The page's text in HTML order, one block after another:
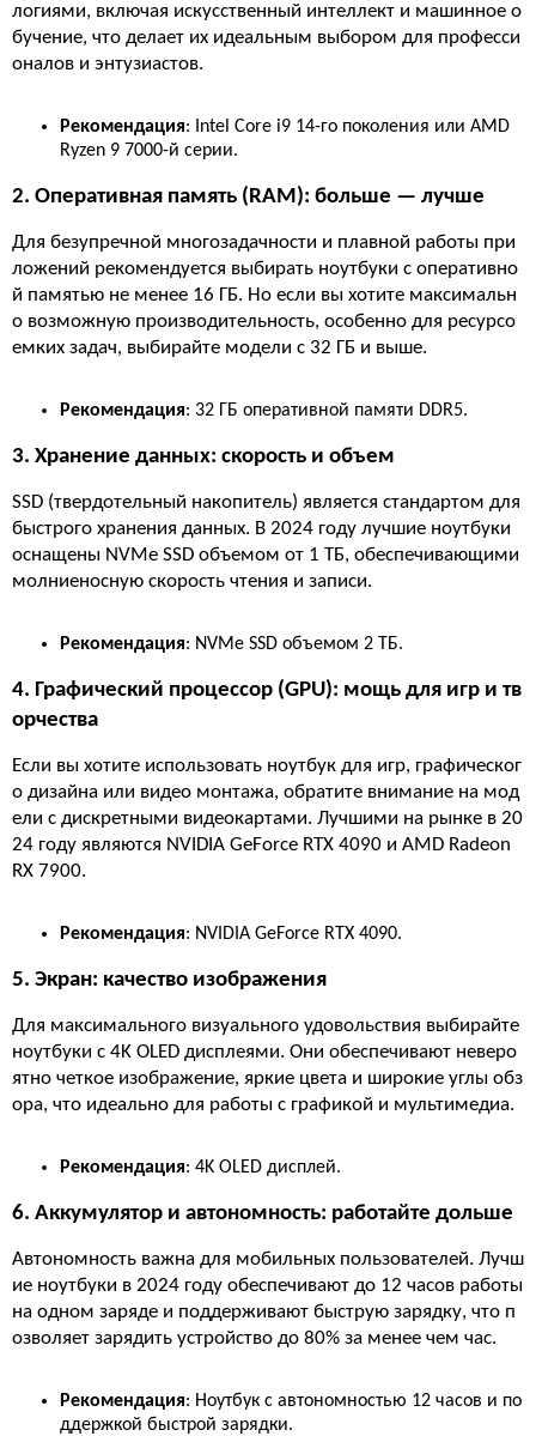
логиями, включая искусственный интеллект и машинное о
бучение, что делает их идеальным выбором для професси
оналов и энтузиастов.
Рекомендация: Intel Core i9 14-го поколения или AMD
Ryzen 9 7000-й серии.
2. Оперативная память (RAM): больше — лучше
Для безупречной многозадачности и плавной работы при
ложений рекомендуется выбирать ноутбуки с оперативно
й памятью не менее 16 ГБ. Но если вы хотите максимальн
о возможную производительность, особенно для ресурсо
емких задач, выбирайте модели с 32 ГБ и выше.
Рекомендация: 32 ГБ оперативной памяти DDR5.
3. Хранение данных: скорость и объем
SSD (твердотельный накопитель) является стандартом для
быстрого хранения данных. В 2024 году лучшие ноутбуки
оснащены NVMe SSD объемом от 1 ТБ, обеспечивающими
молниеносную скорость чтения и записи.
Рекомендация: NVMe SSD объемом 2 ТБ.
4. Графический процессор (GPU): мощь для игр и тв
орчества
Если вы хотите использовать ноутбук для игр, графическог
о дизайна или видео монтажа, обратите внимание на мод
ели с дискретными видеокартами. Лучшими на рынке в 20
24 году являются NVIDIA GeForce RTX 4090 и AMD Radeon
RX 7900.
Рекомендация: NVIDIA GeForce RTX 4090.
5. Экран: качество изображения
Для максимального визуального удовольствия выбирайте
ноутбуки с 4K OLED дисплеями. Они обеспечивают неверо
ятно четкое изображение, яркие цвета и широкие углы обз
ора, что идеально для работы с графикой и мультимедиа.
Рекомендация: 4K OLED дисплей.
6. Аккумулятор и автономность: работайте дольше
Автономность важна для мобильных пользователей. Лучш
ие ноутбуки в 2024 году обеспечивают до 12 часов работы
на одном заряде и поддерживают быструю зарядку, что п
озволяет зарядить устройство до 80% за менее чем час.
Рекомендация: Ноутбук с автономностью 12 часов и по
ддержкой быстрой зарядки.